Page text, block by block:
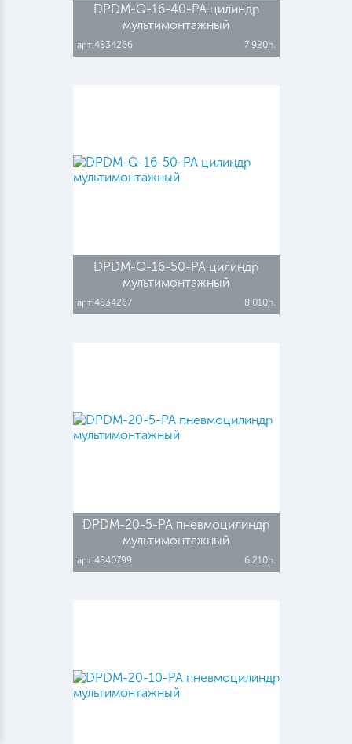
DPDM-Q-16-40-PA цилиндр
мультимонтажный
арт.4834266 7 920р.
DPDM-Q-16-50-PA цилиндр
мультимонтажный
арт.4834267 8 010р.
DPDM-20-5-PA пневмоцилиндр
мультимонтажный
арт.4840799 6 210р.